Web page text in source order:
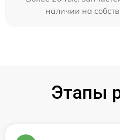
наличии на
Этапы